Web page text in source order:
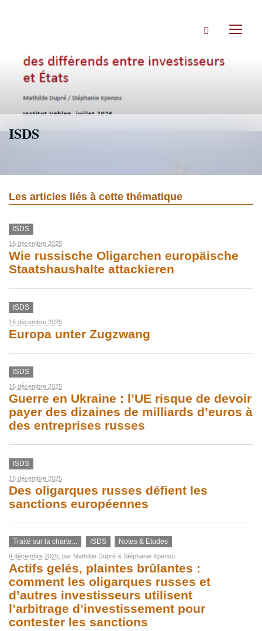
Rechercher
ISDS
Les articles liés à cette thématique
ISDS
16 décembre 2025
Wie russische Oligarchen europäische
Staatshaushalte attackieren
ISDS
16 décembre 2025
Europa unter Zugzwang
ISDS
16 décembre 2025
Guerre en Ukraine : l’UE risque de devoir
payer des dizaines de milliards d’euros à
des entreprises russes
ISDS
16 décembre 2025
Des oligarques russes défient les
sanctions européennes
Traité sur la charte... ISDS Notes & Etudes
9 décembre 2025 , par Mathilde Dupré & Stéphanie Kpenou
Actifs gelés, plaintes brûlantes :
comment les oligarques russes et
d’autres investisseurs utilisent
l’arbitrage d’investissement pour
contester les sanctions